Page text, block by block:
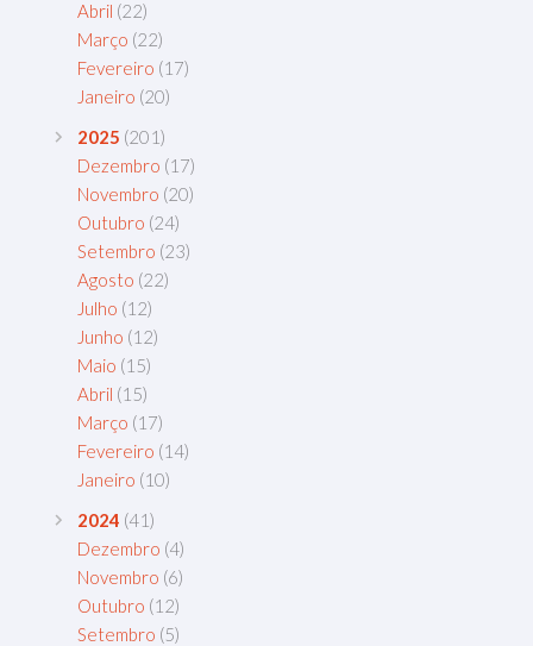
Abril (22)
Março (22)
Fevereiro (17)
Janeiro (20)
2025 (201)
Dezembro (17)
Novembro (20)
Outubro (24)
Setembro (23)
Agosto (22)
Julho (12)
Junho (12)
Maio (15)
Abril (15)
Março (17)
Fevereiro (14)
Janeiro (10)
2024 (41)
Dezembro (4)
Novembro (6)
Outubro (12)
Setembro (5)